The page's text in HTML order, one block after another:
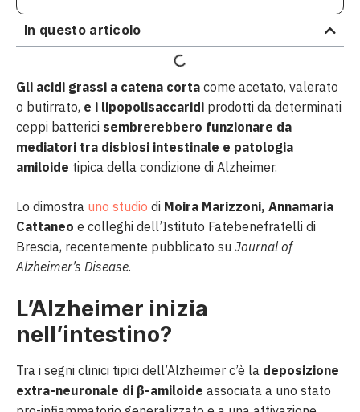
In questo articolo
Gli acidi grassi a catena corta come acetato, valerato
o butirrato, e i lipopolisaccaridi prodotti da determinati
ceppi batterici sembrerebbero funzionare da
mediatori tra disbiosi intestinale e patologia
amiloide tipica della condizione di Alzheimer.
Lo dimostra uno studio di Moira Marizzoni, Annamaria
Cattaneo e colleghi dell’Istituto Fatebenefratelli di
Brescia, recentemente pubblicato su Journal of
Alzheimer’s Disease.
L’Alzheimer inizia
nell’intestino?
Tra i segni clinici tipici dell’Alzheimer c’è la deposizione
extra-neuronale di β-amiloide associata a uno stato